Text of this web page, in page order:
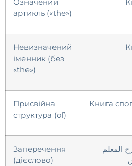
артикль («the»)
Невизначений
іменник (без
«the»)
Присвійна
структура (of)
Книга
Заперечення
(дієслово)
المعلم